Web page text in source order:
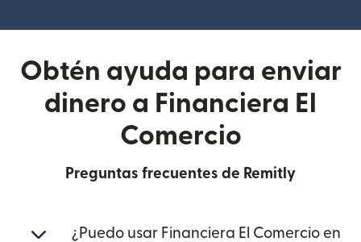
Obtén ayuda para enviar
dinero a Financiera El
Comercio
Preguntas frecuentes de Remitly
¿Puedo usar Financiera El Comercio en